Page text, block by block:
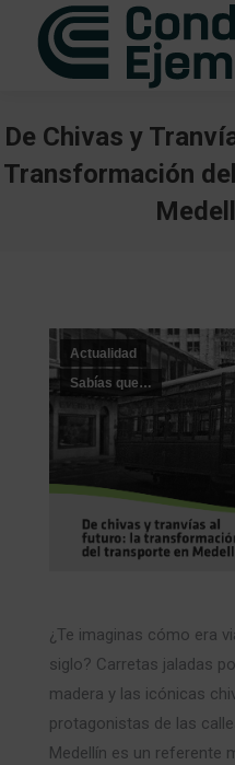
De Chivas y
Transformación
Actualidad
Sabías que…
¿Te imaginas cómo era
siglo? Carretas jaladas
madera y las icónicas
protagonistas de las
Medellín es un referente